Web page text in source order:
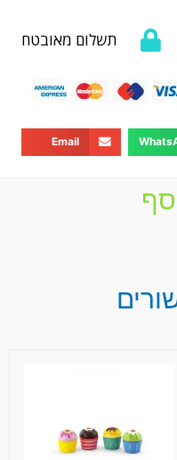
תשלום מאובטח
Email